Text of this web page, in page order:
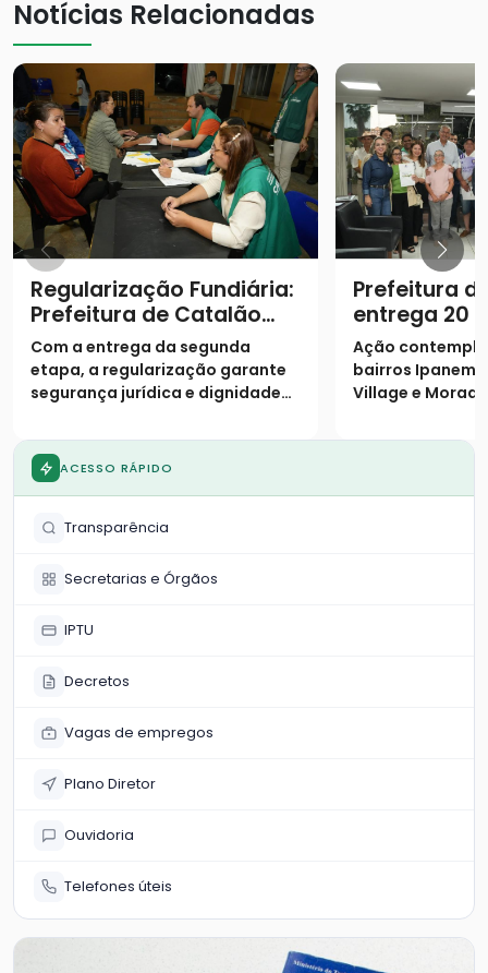
Notícias Relacionadas
Regularização Fundiária:
Prefeitura de Catalão
entrega escrituras e
realiza sonho de mais 19
famílias no Castelo
Com a entrega da segunda
etapa, a regularização garante
segurança jurídica e dignidade
Prefeitura
entrega 20
famílias
Ação
bairros Ipanema
Village e
ACESSO RÁPIDO
Transparência
Secretarias e Órgãos
IPTU
Decretos
Vagas de empregos
Plano Diretor
Ouvidoria
Telefones úteis